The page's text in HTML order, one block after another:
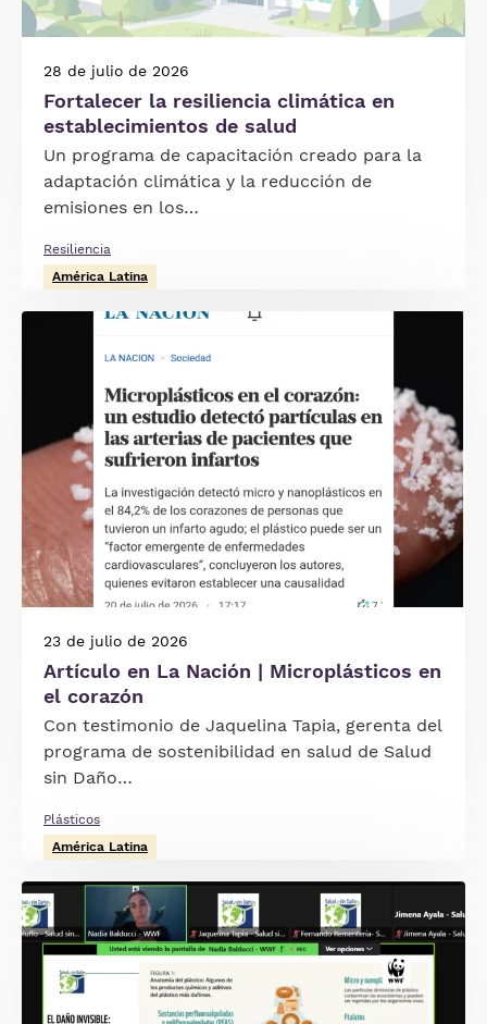
28 de julio de 2026
Fortalecer la resiliencia climática en
establecimientos de salud
Un programa de capacitación creado para la
adaptación climática y la reducción de
emisiones en los…
Resiliencia
América Latina
23 de julio de 2026
Artículo en La Nación | Microplásticos en
el corazón
Con testimonio de Jaquelina Tapia, gerenta del
programa de sostenibilidad en salud de Salud
sin Daño…
Plásticos
América Latina
Imagen